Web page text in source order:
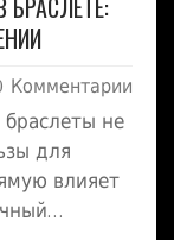
Комментарии
не
для
влияет